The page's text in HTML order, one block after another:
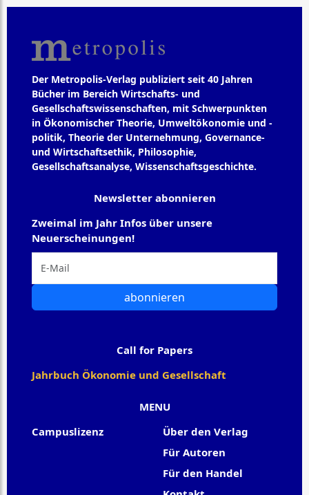
Der Metropolis-Verlag publiziert seit 40 Jahren
Bücher im Bereich Wirtschafts- und
Gesellschaftswissenschaften, mit Schwerpunkten
in Ökonomischer Theorie, Umweltökonomie und -
politik, Theorie der Unternehmung, Governance-
und Wirtschaftsethik, Philosophie,
Gesellschaftsanalyse, Wissenschaftsgeschichte.
MENU
Campuslizenz
Über den Verlag
Für Autoren
Für den Handel
Newsletter abonnieren
Zweimal im Jahr Infos über unsere
Neuerscheinungen!
abonnieren
Call for Papers
Jahrbuch Ökonomie und Gesellschaft